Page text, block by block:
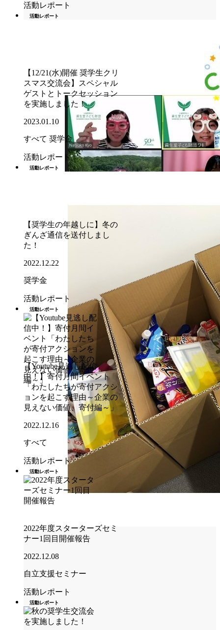
活動レポート
活動レポート
【12/21(水)開催 奨学生クリ
スマス交流会】スペシャル
ゲストとトークセッション
を実施しました！
2023.01.10
すべて 奨学金
活動レポート
活動レポート
【奨学生の年越しに】冬の
ぎんざ通信を送付しまし
た！
2022.12.22
奨学金
活動レポート
活動レポート
【Youtube見逃し配信
中！】寄付月間イベント
「わたしたちが寄付アクシ
ョンを起こす理由～企業の
見えない価値、寄付編～」
2022.12.16
すべて
活動レポート
活動レポート
2022年度スターターズセミ
ナー1回目開催報告
2022.12.08
自立支援セミナー
活動レポート
活動レポート